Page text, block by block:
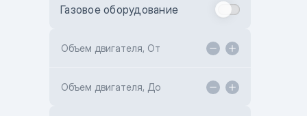
Toyota Kokshetau
Hyundai ShymCity
Газовое оборудование
Объем двигателя, От
Объем двигателя, До